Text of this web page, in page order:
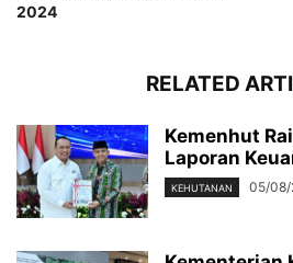
2024
RELATED
Kemenhut
Laporan
KEHUTANAN 05/08/